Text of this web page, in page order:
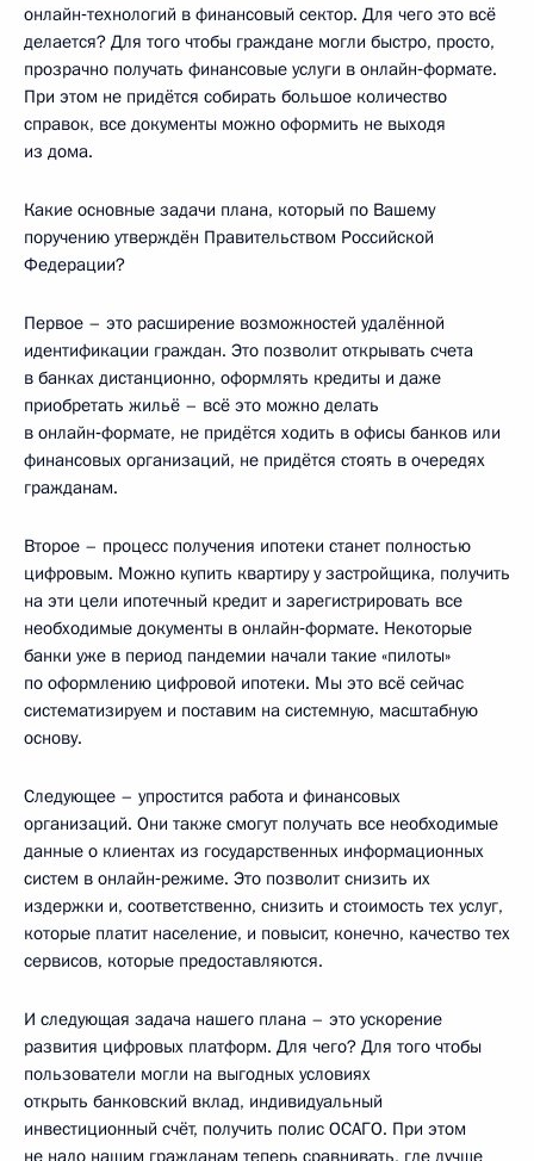
онлайн‑технологий в финансовый сектор. Для чего это всё
делается? Для того чтобы граждане могли быстро, просто,
прозрачно получать финансовые услуги в онлайн‑формате.
При этом не придётся собирать большое количество
справок, все документы можно оформить не выходя
из дома.
Какие основные задачи плана, который по Вашему
поручению утверждён Правительством Российской
Федерации?
Первое – это расширение возможностей удалённой
идентификации граждан. Это позволит открывать счета
в банках дистанционно, оформлять кредиты и даже
приобретать жильё – всё это можно делать
в онлайн‑формате, не придётся ходить в офисы банков или
финансовых организаций, не придётся стоять в очередях
гражданам.
Второе – процесс получения ипотеки станет полностью
цифровым. Можно купить квартиру у застройщика, получить
на эти цели ипотечный кредит и зарегистрировать все
необходимые документы в онлайн‑формате. Некоторые
банки уже в период пандемии начали такие «пилоты»
по оформлению цифровой ипотеки. Мы это всё сейчас
систематизируем и поставим на системную, масштабную
основу.
Следующее – упростится работа и финансовых
организаций. Они также смогут получать все необходимые
данные о клиентах из государственных информационных
систем в онлайн‑режиме. Это позволит снизить их
издержки и, соответственно, снизить и стоимость тех услуг,
которые платит население, и повысит, конечно, качество тех
сервисов, которые предоставляются.
И следующая задача нашего плана – это ускорение
развития цифровых платформ. Для чего? Для того чтобы
пользователи могли на выгодных условиях
открыть банковский вклад, индивидуальный
инвестиционный счёт, получить полис ОСАГО. При этом
не надо нашим гражданам теперь сравнивать, где лучше